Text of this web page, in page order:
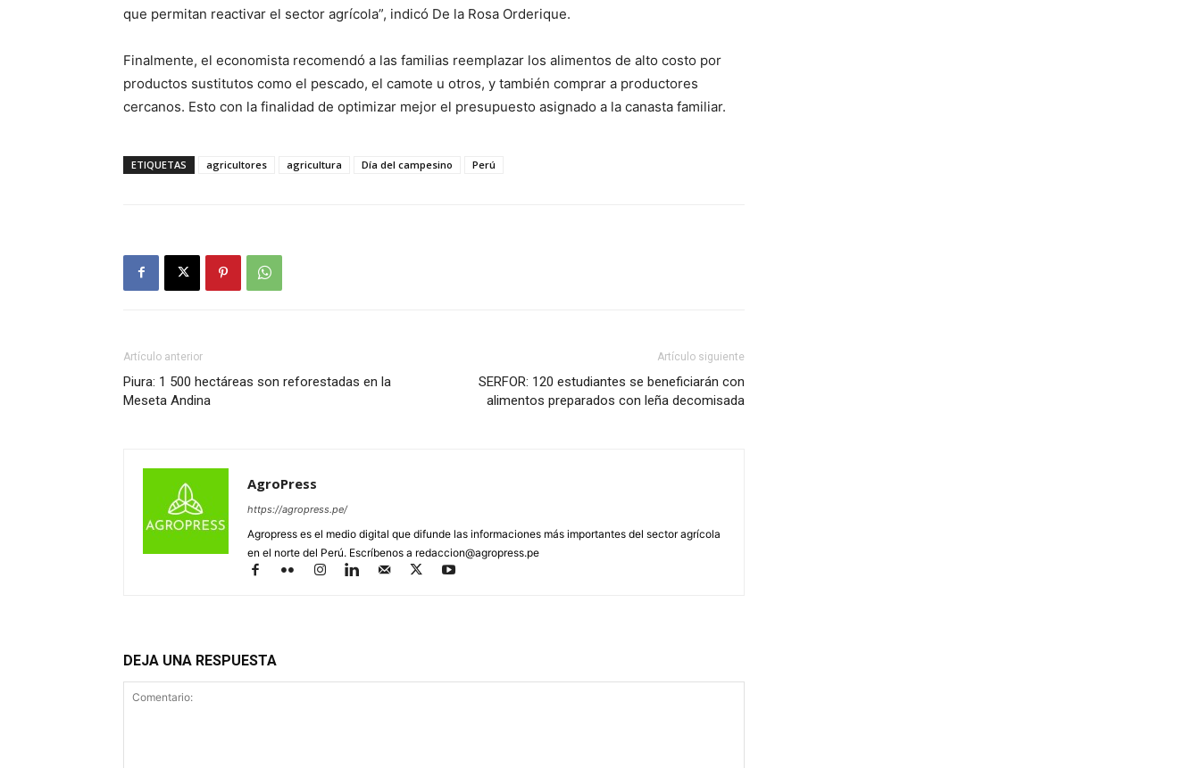
que permitan reactivar el sector agrícola”, indicó De la Rosa Orderique.
Finalmente, el economista recomendó a las familias reemplazar los alimentos de alto costo por
productos sustitutos como el pescado, el camote u otros, y también comprar a productores
cercanos. Esto con la finalidad de optimizar mejor el presupuesto asignado a la canasta familiar.
ETIQUETAS agricultores agricultura Día del campesino Perú
Artículo anterior
Piura: 1 500 hectáreas son reforestadas en la
Meseta Andina
Artículo siguiente
SERFOR: 120 estudiantes se beneficiarán con
alimentos preparados con leña decomisada
AgroPress
https://agropress.pe/
Agropress es el medio digital que difunde las informaciones más importantes del sector agrícola
en el norte del Perú. Escríbenos a redaccion@agropress.pe
DEJA UNA RESPUESTA